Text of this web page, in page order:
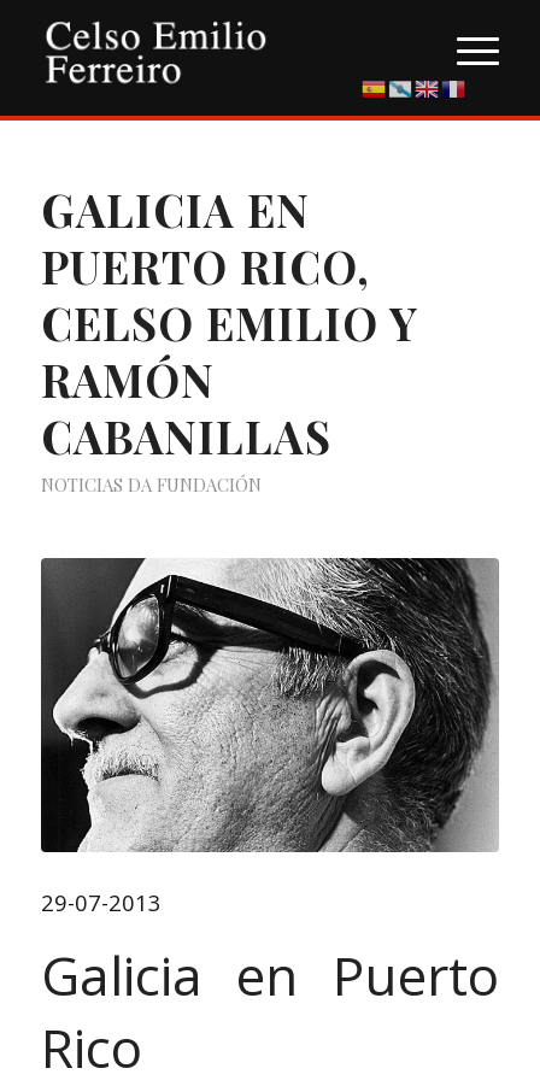
GALICIA EN
PUERTO RICO,
CELSO EMILIO Y
RAMÓN
CABANILLAS
NOTICIAS DA FUNDACIÓN
29-07-2013
Galicia en Puerto
Rico